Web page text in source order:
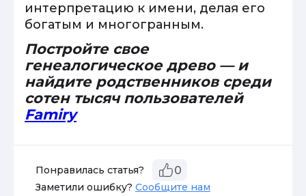
интерпретацию к имени, делая его
богатым и многогранным.
Постройте свое
генеалогическое древо — и
найдите родственников среди
сотен тысяч пользователей
Famiry
Понравилась статья? 0
Заметили ошибку? Сообщите нам